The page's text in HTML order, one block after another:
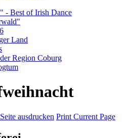
Best of Irish Dance
Land
Region Coburg
Seite ausdrucken Print Current Page